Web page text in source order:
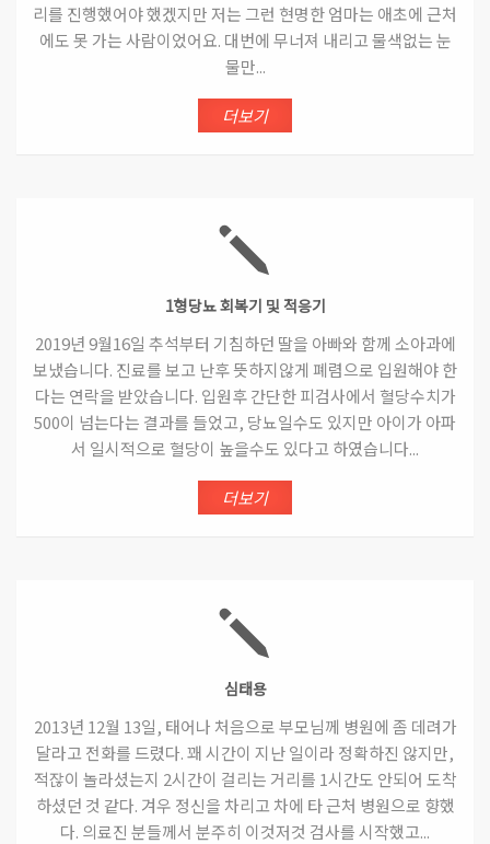
리를 진행했어야 했겠지만 저는 그런 현명한 엄마는 애초에 근처
에도 못 가는 사람이었어요. 대번에 무너져 내리고 물색없는 눈
물만...
더보기
1형당뇨 회복기 및 적응기
2019년 9월16일 추석부터 기침하던 딸을 아빠와 함께 소아과에
보냈습니다. 진료를 보고 난후 뜻하지않게 폐렴으로 입원해야 한
다는 연락을 받았습니다. 입원후 간단한 피검사에서 혈당수치가
500이 넘는다는 결과를 들었고, 당뇨일수도 있지만 아이가 아파
서 일시적으로 혈당이 높을수도 있다고 하였습니다...
더보기
심태용
2013년 12월 13일, 태어나 처음으로 부모님께 병원에 좀 데려가
달라고 전화를 드렸다. 꽤 시간이 지난 일이라 정확하진 않지만,
적잖이 놀라셨는지 2시간이 걸리는 거리를 1시간도 안되어 도착
하셨던 것 같다. 겨우 정신을 차리고 차에 타 근처 병원으로 향했
다. 의료진 분들께서 분주히 이것저것 검사를 시작했고...